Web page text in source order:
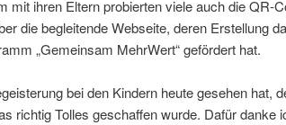
mit ihren Eltern probierten viele auch die QR-
die begleitende Webseite, deren Erstellung
„Gemeinsam MehrWert“ gefördert hat.
bei den Kindern heute gesehen hat,
richtig Tolles geschaffen wurde. Dafür danke